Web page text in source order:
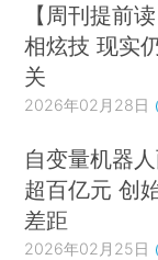
【周刊提前
相炫技 现实
关
2026年02月28日
自变量机器
超百亿元 创
差距
2026年02月25日